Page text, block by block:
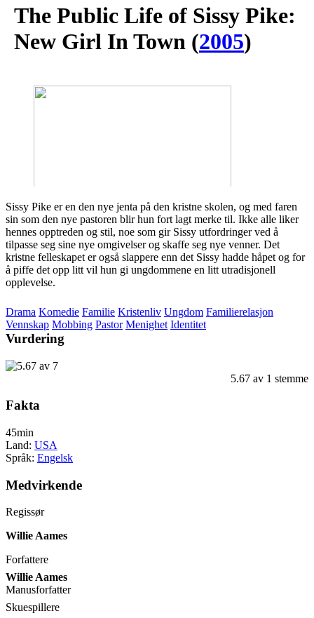
The Public Life of Sissy Pike:
New Girl In Town (2005)
Sissy Pike er en den nye jenta på den kristne skolen, og med faren
sin som den nye pastoren blir hun fort lagt merke til. Ikke alle liker
hennes opptreden og stil, noe som gir Sissy utfordringer ved å
tilpasse seg sine nye omgivelser og skaffe seg nye venner. Det
kristne felleskapet er også slappere enn det Sissy hadde håpet og for
å piffe det opp litt vil hun gi ungdommene en litt utradisjonell
opplevelse.
Drama Komedie Familie Kristenliv Ungdom Familierelasjon
Vennskap Mobbing Pastor Menighet Identitet
Vurdering
5.67 av 1 stemme
Fakta
45min
Land: USA
Språk: Engelsk
Medvirkende
Regissør
Willie Aames
Forfattere
Willie Aames
Manusforfatter
Skuespillere